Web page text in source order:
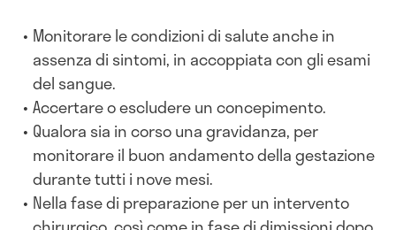
Monitorare le condizioni di salute anche in
assenza di sintomi, in accoppiata con gli esami
del sangue.
Accertare o escludere un concepimento.
Qualora sia in corso una gravidanza, per
monitorare il buon andamento della gestazione
durante tutti i nove mesi.
Nella fase di preparazione per un intervento